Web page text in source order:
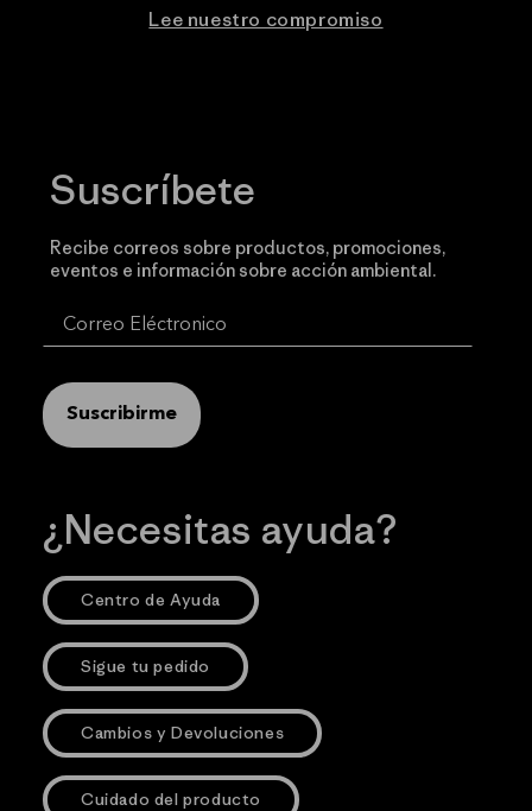
Lee nuestro compromiso
Suscríbete
Recibe correos sobre productos, promociones,
eventos e información sobre acción ambiental.
Suscribirme
¿Necesitas ayuda?
Centro de Ayuda
Sigue tu pedido
Cambios y Devoluciones
Cuidado del producto